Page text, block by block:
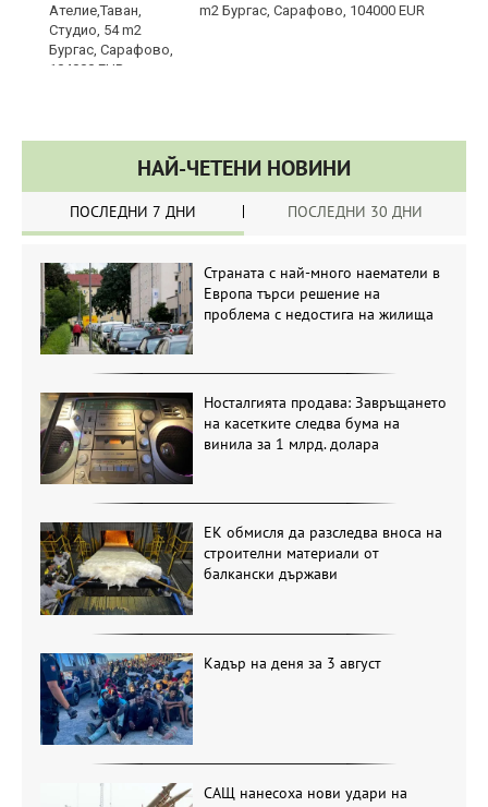
m2 Бургас, Сарафово, 104000 EUR
НАЙ-ЧЕТЕНИ НОВИНИ
ПОСЛЕДНИ 7 ДНИ ПОСЛЕДНИ 30 ДНИ
Страната с най-много наематели в
Европа търси решение на
проблема с недостига на жилища
Носталгията продава: Завръщането
на касетките следва бума на
винила за 1 млрд. долара
ЕК обмисля да разследва вноса на
строителни материали от
балкански държави
Кадър на деня за 3 август
САЩ нанесоха нови удари на